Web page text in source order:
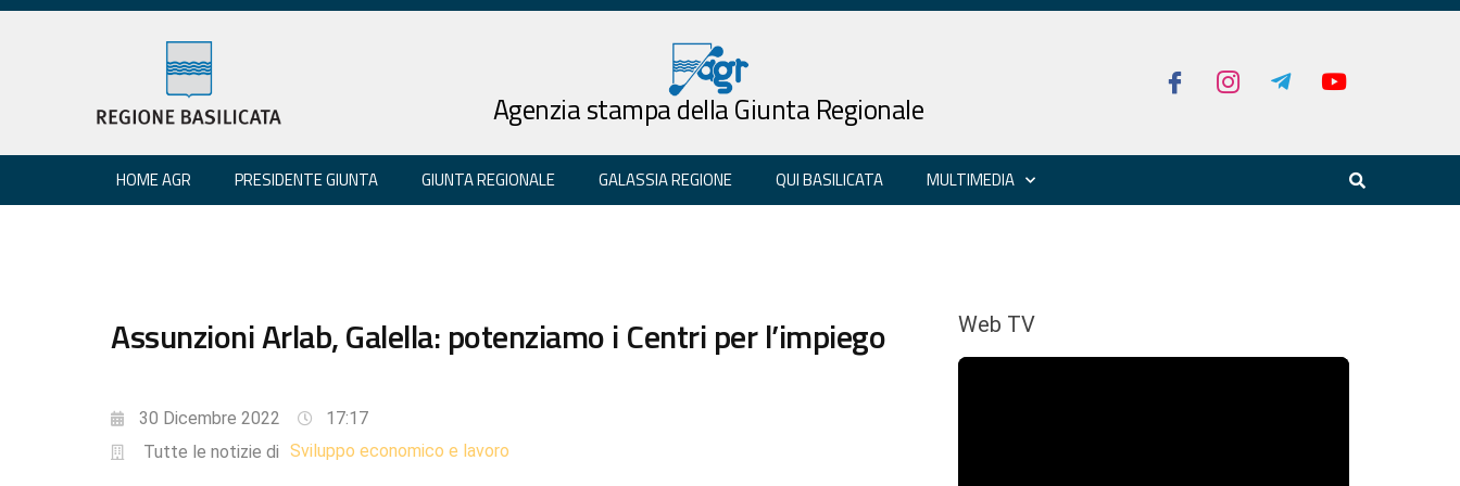
Agenzia stampa della Giunta Regionale
HOME AGR PRESIDENTE GIUNTA GIUNTA REGIONALE GALASSIA REGIONE QUI BASILICATA MULTIMEDIA
Assunzioni Arlab, Galella: potenziamo i Centri per l’impiego
30 Dicembre 2022
17:17
Tutte le notizie di Sviluppo economico e lavoro
Web TV